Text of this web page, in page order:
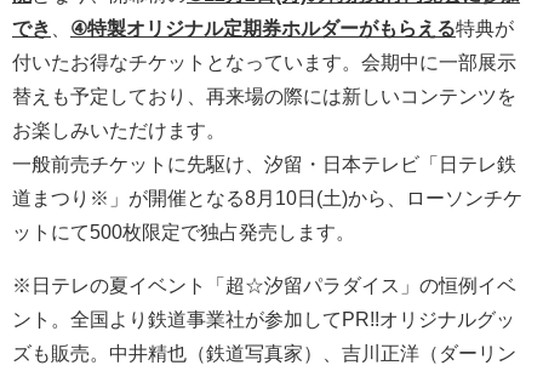
でき 、 ④特製オリジナル定期券ホルダーがもらえる特典が
付いたお得なチケットとなっています。会期中に一部展示
替えも予定しており、再来場の際には新しいコンテンツを
お楽しみいただけます。
一般前売チケットに先駆け、汐留・日本テレビ「日テレ鉄
道まつり※」が開催となる8月10日(土)から、ローソンチケ
ットにて500枚限定で独占発売します。
※日テレの夏イベント「超☆汐留パラダイス」の恒例イベ
ント。全国より鉄道事業社が参加してPR!!オリジナルグッ
ズも販売。中井精也（鉄道写真家）、吉川正洋（ダーリン